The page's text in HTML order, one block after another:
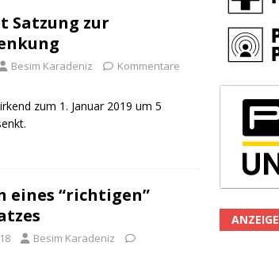
Satzung zur
Besim Karadeniz
Kommentare
zum 1. Januar 2019 um 5
eines “richtigen”
Besim Karadeniz
ANZEIGE